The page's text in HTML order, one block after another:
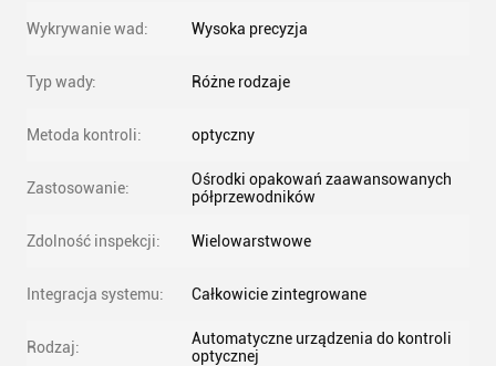
Wykrywanie wad: Wysoka precyzja
Typ wady: Różne rodzaje
Metoda kontroli: optyczny
Zastosowanie:
Ośrodki opakowań zaawansowanych
półprzewodników
Zdolność inspekcji: Wielowarstwowe
Integracja systemu: Całkowicie zintegrowane
Rodzaj:
Automatyczne urządzenia do kontroli
optycznej